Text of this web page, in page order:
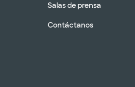
Salas de prensa
Contáctanos